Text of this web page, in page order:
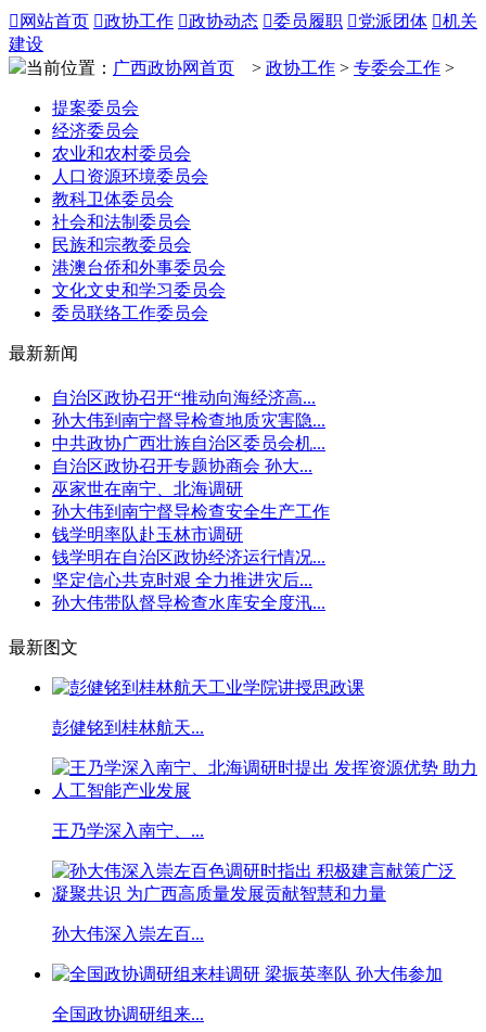
 网站首页 政协工作 政协动态 委员履职 党派团体 机关
建设
当前位置： 广西政协网首页 > 政协工作 > 专委会工作 >
提案委员会
经济委员会
农业和农村委员会
人口资源环境委员会
教科卫体委员会
社会和法制委员会
民族和宗教委员会
港澳台侨和外事委员会
文化文史和学习委员会
委员联络工作委员会
最新新闻
自治区政协召开“推动向海经济高...
孙大伟到南宁督导检查地质灾害隐...
中共政协广西壮族自治区委员会机...
自治区政协召开专题协商会 孙大...
巫家世在南宁、北海调研
孙大伟到南宁督导检查安全生产工作
钱学明率队赴玉林市调研
钱学明在自治区政协经济运行情况...
坚定信心共克时艰 全力推进灾后...
孙大伟带队督导检查水库安全度汛...
最新图文
彭健铭到桂林航天...
王乃学深入南宁、...
孙大伟深入崇左百...
全国政协调研组来...